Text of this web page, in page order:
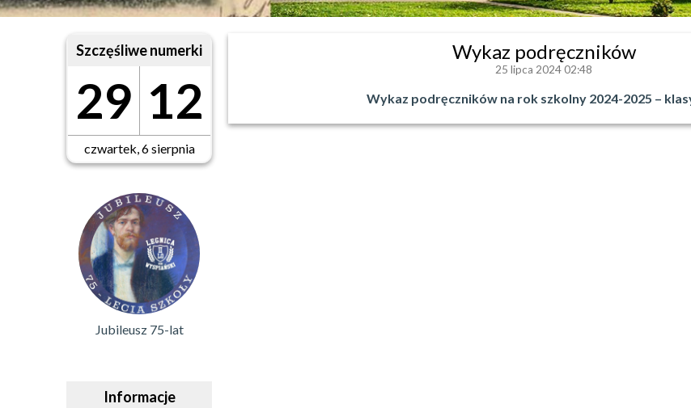
Szczęśliwe numerki
29 12
czwartek, 6 sierpnia
Jubileusz 75-lat
Informacje
Wykaz podręczników
25 lipca 2024 02:48
Wykaz podręczników na rok szkolny 2024-2025 –